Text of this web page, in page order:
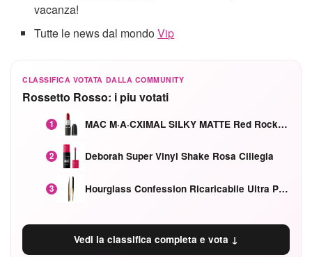
vacanza!
Tutte le news dal mondoVip
CLASSIFICA VOTATA DALLA COMMUNITY
Rossetto Rosso: i piu votati
1 MAC M·A·CXIMAL SILKY MATTE Red Rock mat
2 Deborah Super Vinyl Shake Rosa Ciliegia
3 Hourglass Confession Ricaricabile Ultra Preciso Ad Alta Intensità Secretly Classic Red
Vedi la classifica completa e vota ↓